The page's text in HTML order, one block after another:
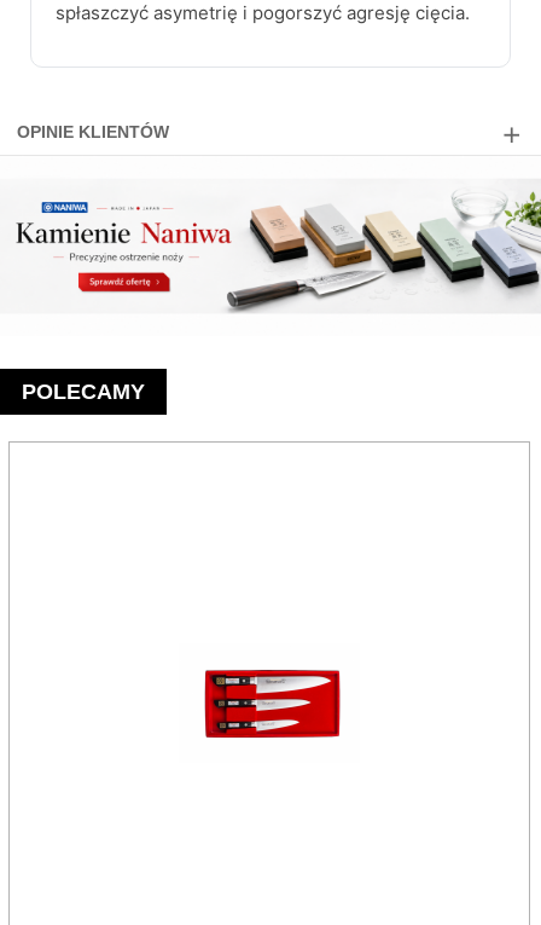
spłaszczyć asymetrię i pogorszyć agresję cięcia.
OPINIE KLIENTÓW
POLECAMY